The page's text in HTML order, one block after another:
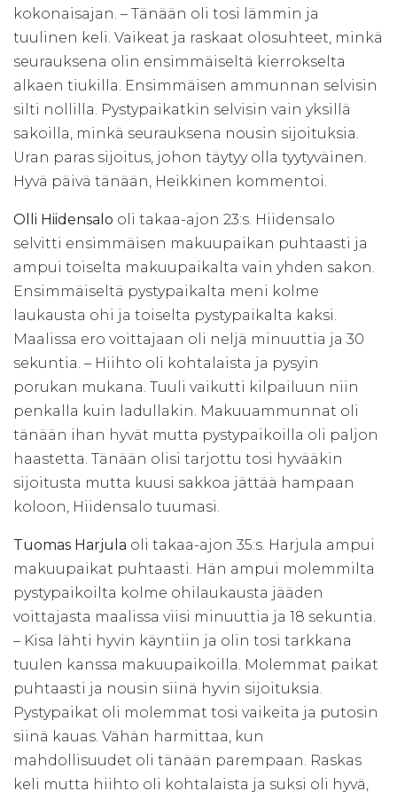
kokonaisajan. – Tänään oli tosi lämmin ja
tuulinen keli. Vaikeat ja raskaat olosuhteet, minkä
seurauksena olin ensimmäiseltä kierrokselta
alkaen tiukilla. Ensimmäisen ammunnan selvisin
silti nollilla. Pystypaikatkin selvisin vain yksillä
sakoilla, minkä seurauksena nousin sijoituksia.
Uran paras sijoitus, johon täytyy olla tyytyväinen.
Hyvä päivä tänään, Heikkinen kommentoi.
Olli Hiidensalo oli takaa-ajon 23:s. Hiidensalo
selvitti ensimmäisen makuupaikan puhtaasti ja
ampui toiselta makuupaikalta vain yhden sakon.
Ensimmäiseltä pystypaikalta meni kolme
laukausta ohi ja toiselta pystypaikalta kaksi.
Maalissa ero voittajaan oli neljä minuuttia ja 30
sekuntia. – Hiihto oli kohtalaista ja pysyin
porukan mukana. Tuuli vaikutti kilpailuun niin
penkalla kuin ladullakin. Makuuammunnat oli
tänään ihan hyvät mutta pystypaikoilla oli paljon
haastetta. Tänään olisi tarjottu tosi hyvääkin
sijoitusta mutta kuusi sakkoa jättää hampaan
koloon, Hiidensalo tuumasi.
Tuomas Harjula oli takaa-ajon 35:s. Harjula ampui
makuupaikat puhtaasti. Hän ampui molemmilta
pystypaikoilta kolme ohilaukausta jääden
voittajasta maalissa viisi minuuttia ja 18 sekuntia.
– Kisa lähti hyvin käyntiin ja olin tosi tarkkana
tuulen kanssa makuupaikoilla. Molemmat paikat
puhtaasti ja nousin siinä hyvin sijoituksia.
Pystypaikat oli molemmat tosi vaikeita ja putosin
siinä kauas. Vähän harmittaa, kun
mahdollisuudet oli tänään parempaan. Raskas
keli mutta hiihto oli kohtalaista ja suksi oli hyvä,